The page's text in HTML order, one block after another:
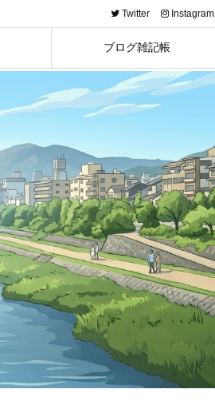
ブログ雑記帳
Twitter Instagram